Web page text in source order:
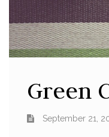
Green
September 21,